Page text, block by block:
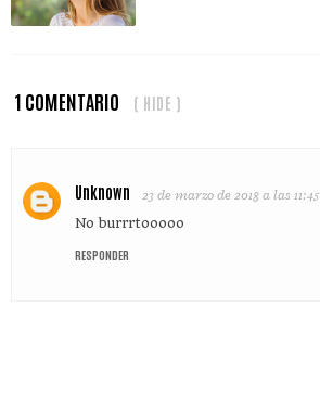
1 COMENTARIO ( HIDE )
Unknown 23 de marzo de 2018 a las 11:45
No burrrtooooo
RESPONDER